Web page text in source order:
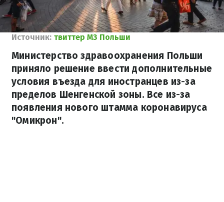
Источник: твиттер МЗ Польши
Министерство здравоохранения Польши
приняло решение ввести дополнительные
условия въезда для иностранцев из-за
пределов Шенгенской зоны. Все из-за
появления нового штамма коронавируса
"Омикрон".